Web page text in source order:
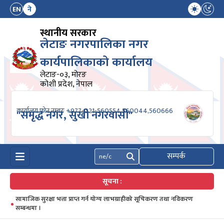
EN ने
स्थानीय सरकार
लेटाङ नगरपालिका नगर
कार्यपालिकाको कार्यालय
लेटाङ-०३, मोरङ
कोशी प्रदेश, नेपाल
कार्यालय फोन नम्बरः +977-021-560554,560044,560666
"समृद्ध नगर, सुखी नगरवासी"
खोज्नुहोस् सम्पर्क
सूचना :
सामाजिक सुरक्षा भत्ता प्राप्त गर्न योग्य लाभग्राहीको सूचिकरण तथा नविकरण
सम्बन्धमा ।